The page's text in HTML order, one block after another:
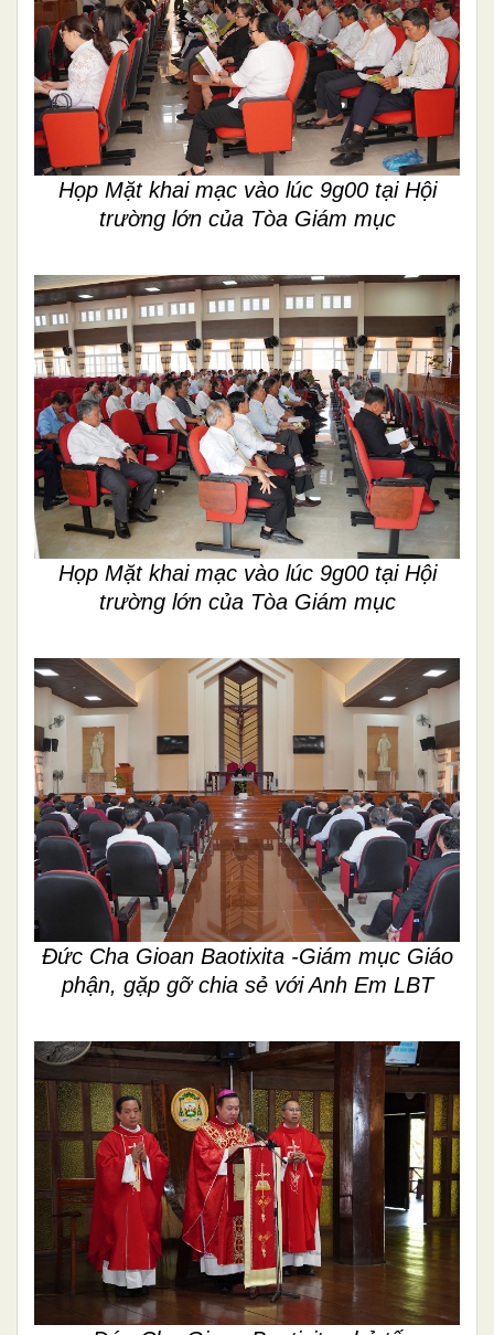
Họp Mặt khai mạc vào lúc 9g00 tại Hội
trường lớn của Tòa Giám mục
Họp Mặt khai mạc vào lúc 9g00 tại Hội
trường lớn của Tòa Giám mục
Đức Cha Gioan Baotixita -Giám mục Giáo
phận, gặp gỡ chia sẻ với Anh Em LBT